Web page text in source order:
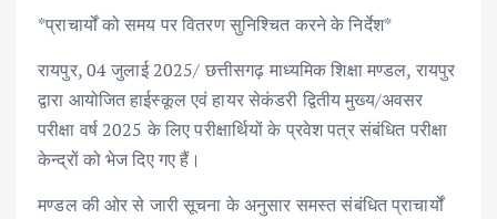
e
b
o
o
it
te
r
ai
l
at
s
A
p
p
k
e
dI
n
ar
e
*प्राचार्यों को समय पर वितरण सुनिश्चित करने के निर्देश*
रायपुर, 04 जुलाई 2025/ छत्तीसगढ़ माध्यमिक शिक्षा मण्डल, रायपुर
द्वारा आयोजित हाईस्कूल एवं हायर सेकंडरी द्वितीय मुख्य/अवसर
परीक्षा वर्ष 2025 के लिए परीक्षार्थियों के प्रवेश पत्र संबंधित परीक्षा
केन्द्रों को भेज दिए गए हैं।
मण्डल की ओर से जारी सूचना के अनुसार समस्त संबंधित प्राचार्यों